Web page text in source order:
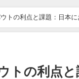
トの利点と課題：日本
トの利点